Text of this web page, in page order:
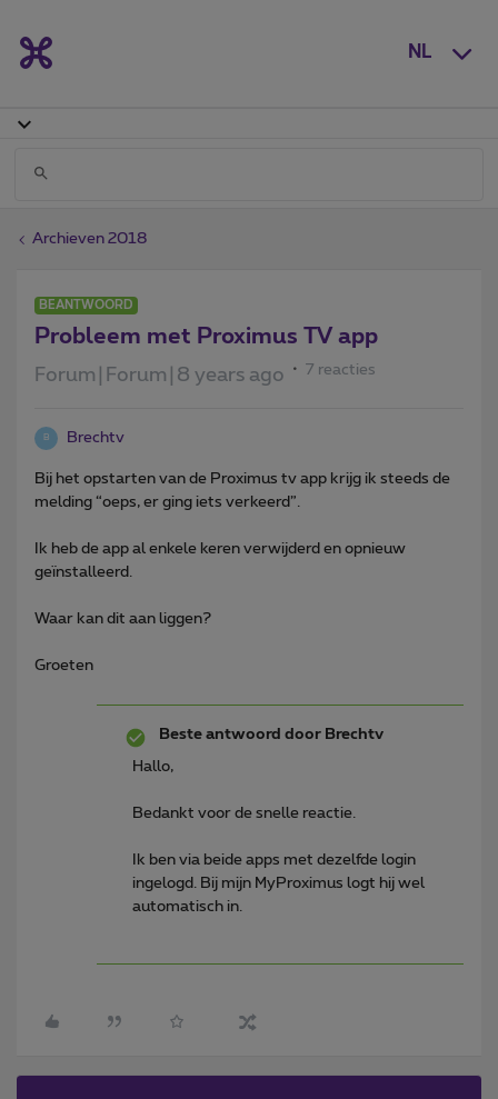
NL
Archieven 2018
BEANTWOORD
Probleem met Proximus TV app
Forum|Forum|8 years ago 7 reacties
B Brechtv
Bij het opstarten van de Proximus tv app krijg ik steeds de
melding “oeps, er ging iets verkeerd”.
Ik heb de app al enkele keren verwijderd en opnieuw
geïnstalleerd.
Waar kan dit aan liggen?
Groeten
Beste antwoord door Brechtv
Hallo,
Bedankt voor de snelle reactie.
Ik ben via beide apps met dezelfde login
ingelogd. Bij mijn MyProximus logt hij wel
automatisch in.